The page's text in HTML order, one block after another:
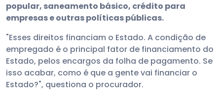
popular, saneamento básico, crédito para
empresas e outras políticas públicas.
"Esses direitos financiam o Estado. A condição de
empregado é o principal fator de financiamento do
Estado, pelos encargos da folha de pagamento. Se
isso acabar, como é que a gente vai financiar o
Estado?", questiona o procurador.